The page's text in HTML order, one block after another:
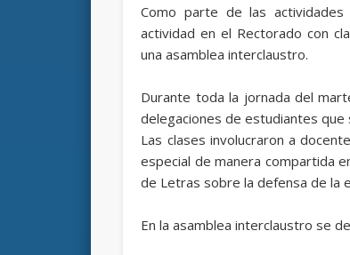
Como parte de las
actividad en el Rectorado con
una asamblea interclaustro.
Durante toda la jornada del
delegaciones de estudiantes que
Las clases involucraron a
especial de manera compartida
de Letras sobre la defensa de la
En la asamblea interclaustro se